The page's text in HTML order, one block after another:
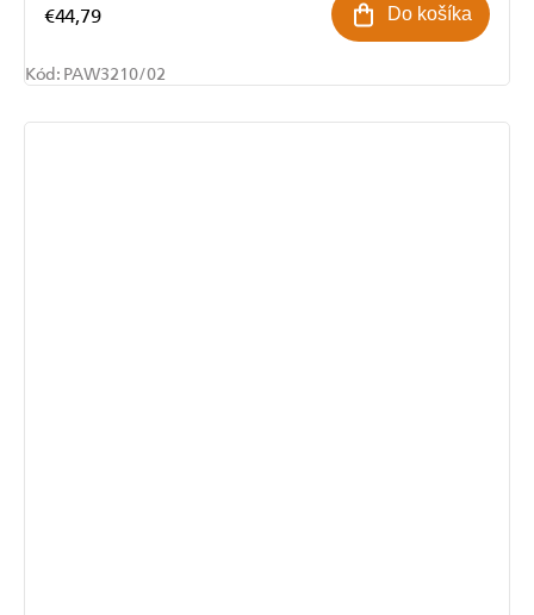
€44,79 Do košíka
Kód: PAW3210/02